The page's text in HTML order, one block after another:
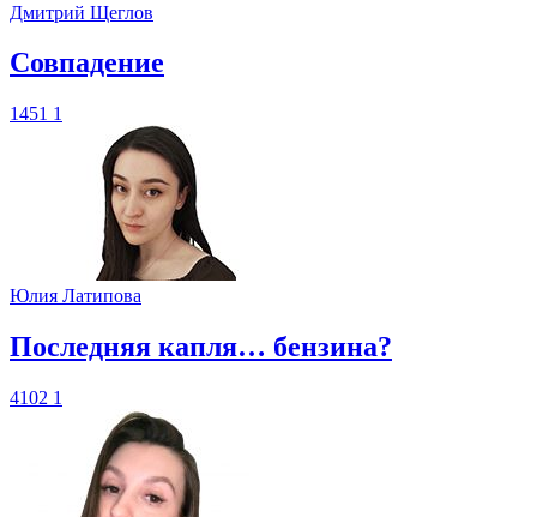
Дмитрий Щеглов
​Совпадение
1451 1
Юлия Латипова
​Последняя капля… бензина?
4102 1